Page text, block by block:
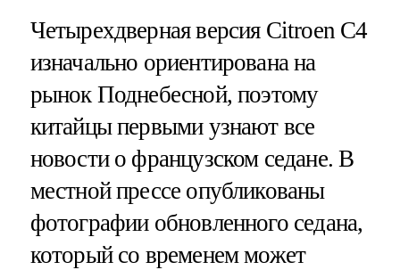
Четырехдверная версия Citroen С4
изначально ориентирована на
рынок Поднебесной, поэтому
китайцы первыми узнают все
новости о французском седане. В
местной прессе опубликованы
фотографии обновленного седана,
который со временем может